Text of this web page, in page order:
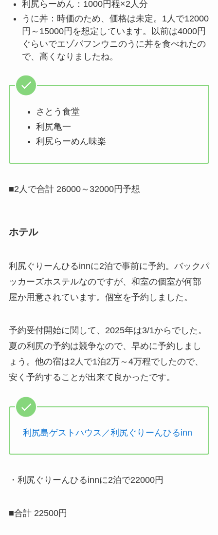
利尻らーめん：1000円程×2人分
うに丼：時価のため、価格は未定。1人で12000
円～15000円を想定しています。以前は4000円
ぐらいでエゾバフンウニのうに丼を食べれたの
で、高くなりましたね。
さとう食堂
利尻亀一
利尻らーめん味楽
■2人で合計 26000～32000円予想
ホテル
利尻ぐりーんひるinnに2泊で事前に予約。バックパ
ッカーズホステルなのですが、和室の個室が何部
屋か用意されています。個室を予約しました。
予約受付開始に関して、2025年は3/1からでした。
夏の利尻の予約は競争なので、早めに予約しまし
ょう。他の宿は2人で1泊2万～4万程でしたので、
安く予約することが出来て良かったです。
利尻島ゲストハウス／利尻ぐりーんひるinn
・利尻ぐりーんひるinnに2泊で22000円
■合計 22500円